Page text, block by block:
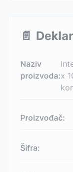
📄
Naziv
proizvoda:x
Proizvođač:
Šifra: